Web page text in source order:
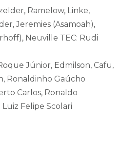
Ramelow, Linke,
Jeremies (Asamoah),
Neuville TEC: Rudi
Júnior, Edmilson, Cafu,
Ronaldinho Gaúcho
Carlos, Ronaldo
Luiz Felipe Scolari